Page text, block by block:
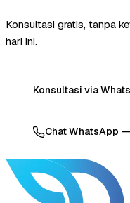
Konsultasi gratis, tanpa
hari ini.
Konsultasi via
Chat WhatsApp